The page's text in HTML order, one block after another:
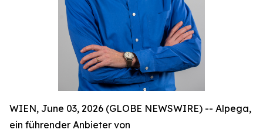
WIEN, June 03, 2026 (GLOBE NEWSWIRE) -- Alpega,
ein führender Anbieter von